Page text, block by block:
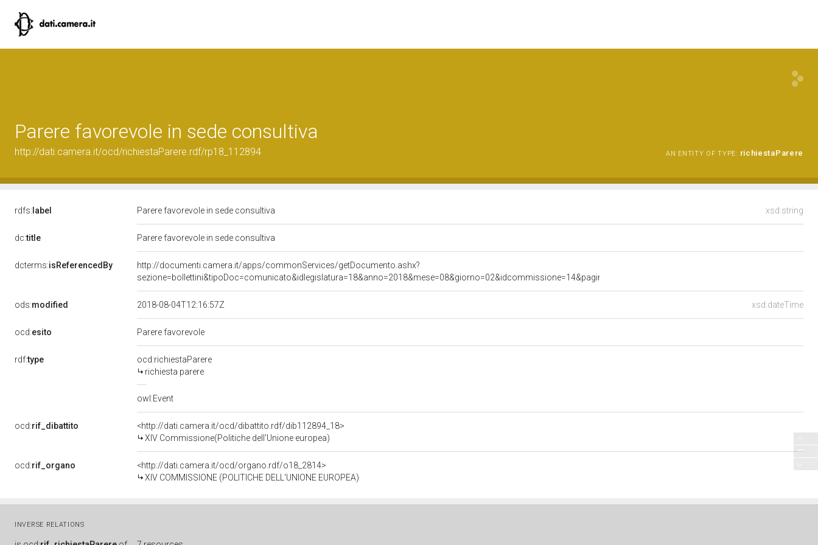
Parere favorevole in sede consultiva
http://dati.camera.it/ocd/richiestaParere.rdf/rp18_112894 AN ENTITY OF TYPE: richiestaParere
rdfs: label xsd:string
Parere favorevole in sede consultiva
dc:title Parere favorevole in sede consultiva
dcterms:isReferencedBy
http://documenti.camera.it/apps/commonServices/getDocumento.ashx?
ods:modified xsd:dateTime
2018-08-04T12:16:57Z
ocd:esito Parere favorevole
rdf:type
ocd:richiestaParere
richiesta parere
owl:Event
ocd:rif_dibattito
<http://dati.camera.it/ocd/dibattito.rdf/dib112894_18>
XIV Commissione(Politiche dell'Unione europea)
ocd:rif_organo
<http://dati.camera.it/ocd/organo.rdf/o18_2814>
XIV COMMISSIONE (POLITICHE DELL'UNIONE EUROPEA)
INVERSE RELATIONS